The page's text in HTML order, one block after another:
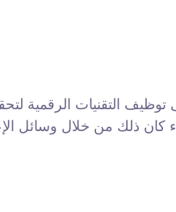
التقنيات الرقمية
كان ذلك من خلال وسائل